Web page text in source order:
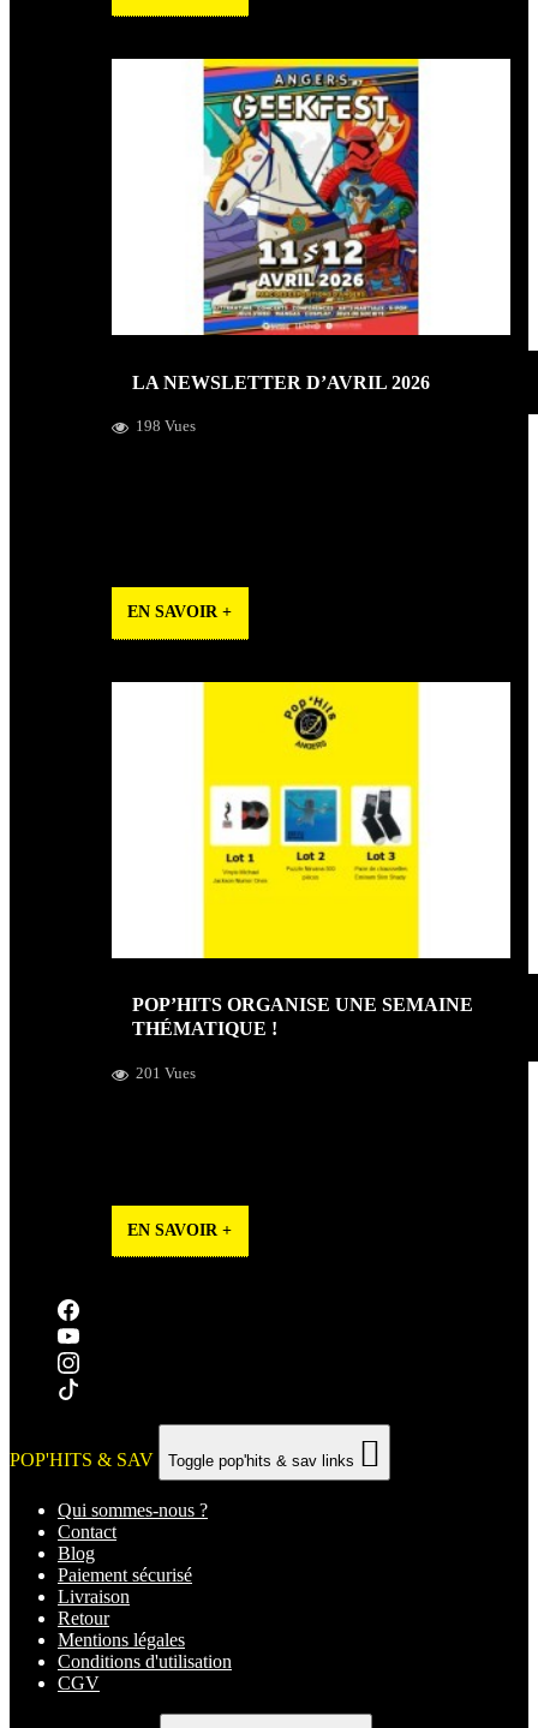
LA NEWSLETTER D’AVRIL 2026
198 Vues
EN SAVOIR +
POP’HITS ORGANISE UNE SEMAINE
THÉMATIQUE !
201 Vues
EN SAVOIR +
POP'HITS & SAV Toggle pop'hits & sav links 
Qui sommes-nous ?
Contact
Blog
Paiement sécurisé
Livraison
Retour
Mentions légales
Conditions d'utilisation
CGV